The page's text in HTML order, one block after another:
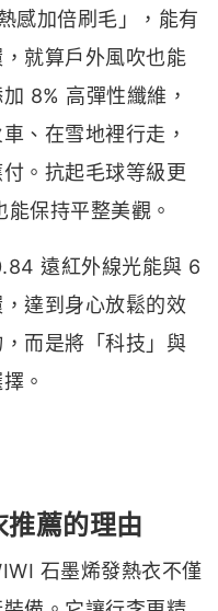
感加倍刷毛」，能有
就算戶外風吹也能
8% 高彈性纖維，
、在雪地裡行走，
。抗起毛球等級更
保持平整美觀。
遠紅外線光能與 6
達到身心放鬆的效
而是將「科技」與
。
薦的理由
石墨烯發熱衣不僅